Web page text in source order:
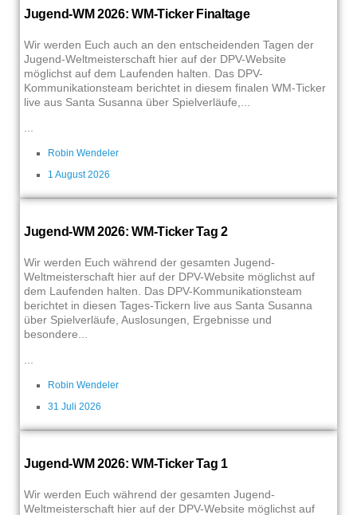
Jugend-WM 2026: WM-Ticker Finaltage
Wir werden Euch auch an den entscheidenden Tagen der
Jugend-Weltmeisterschaft hier auf der DPV-Website
möglichst auf dem Laufenden halten. Das DPV-
Kommunikationsteam berichtet in diesem finalen WM-Ticker
live aus Santa Susanna über Spielverläufe,...
Robin Wendeler
1 August 2026
Jugend-WM 2026: WM-Ticker Tag 2
Wir werden Euch während der gesamten Jugend-
Weltmeisterschaft hier auf der DPV-Website möglichst auf
dem Laufenden halten. Das DPV-Kommunikationsteam
berichtet in diesen Tages-Tickern live aus Santa Susanna
über Spielverläufe, Auslosungen, Ergebnisse und
besondere...
Robin Wendeler
31 Juli 2026
Jugend-WM 2026: WM-Ticker Tag 1
Wir werden Euch während der gesamten Jugend-
Weltmeisterschaft hier auf der DPV-Website möglichst auf